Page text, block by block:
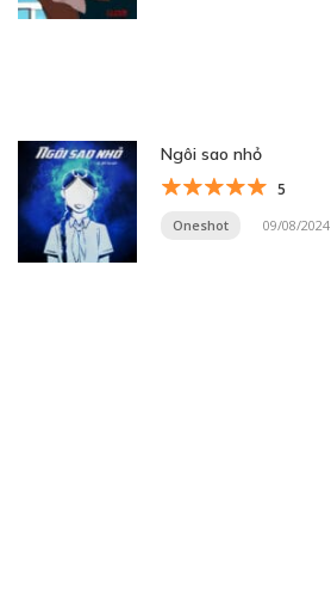
Ngôi sao nhỏ
5
Oneshot 09/08/2024